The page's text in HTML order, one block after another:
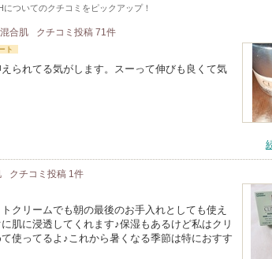
についてのクチコミをピックアップ！
合肌 クチコミ投稿 71件
ト
られてる気がします。スーって伸びも良くて気
クチコミ投稿 1 件
クリームでも朝の最後のお手入れとしても使え
肌に浸透してくれます♪保湿もあるけど私はクリ
使ってるよ♪これから暑くなる季節は特におすす